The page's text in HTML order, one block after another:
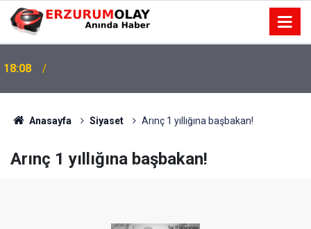
18:08
Anasayfa Siyaset Arınç 1 yıllığına başbakan!
Arınç 1 yıllığına başbakan!